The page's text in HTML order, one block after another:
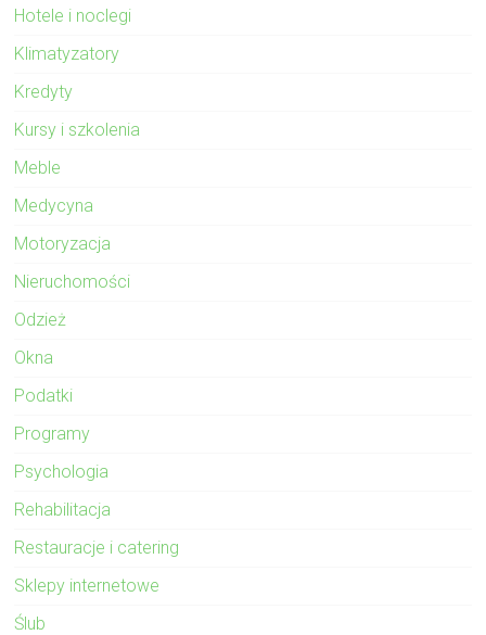
Hotele i noclegi
Klimatyzatory
Kredyty
Kursy i szkolenia
Meble
Medycyna
Motoryzacja
Nieruchomości
Odzież
Okna
Podatki
Programy
Psychologia
Rehabilitacja
Restauracje i catering
Sklepy internetowe
Ślub